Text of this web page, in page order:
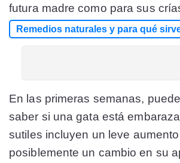
futura madre como para sus
Remedios naturales y para qué
En las primeras semanas,
saber si una gata está
sutiles incluyen un leve
posiblemente un cambio en su